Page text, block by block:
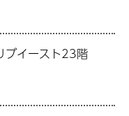
ブイースト23階